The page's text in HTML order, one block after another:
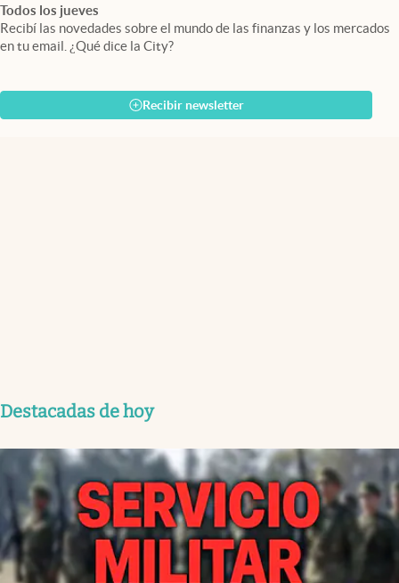
Todos los jueves
Recibí las novedades sobre el mundo de las finanzas y los mercados
en tu email. ¿Qué dice la City?
Recibir newsletter
Destacadas de hoy